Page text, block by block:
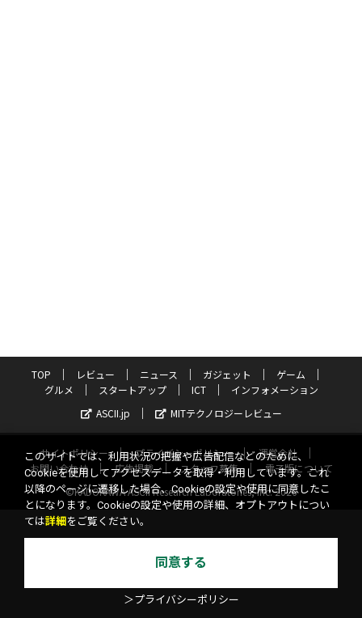
TOP レビュー ニュース ガジェット
ゲーム
グルメ
スタートアップ ICT
インフォメーション
ASCII.jp
MITテクノロジーレビュー
サイトポリシー プライバシーポリシー
運営会社
お問い合わせ
広告掲載 スタッフ募集
電子版について
©KADOKAWA ASCII Research Laboratories, Inc. 2026
このサイトでは、利用状況の把握や広告配信などのために、
Cookieを使用してアクセスデータを取得・利用しています。これ
以降のページに遷移した場合、Cookieの設定や使用に同意したこ
とになります。Cookieの設定や使用の詳細、オプトアウトについ
ては詳細 をご覧ください。
同意する
＞プライバシーポリシー